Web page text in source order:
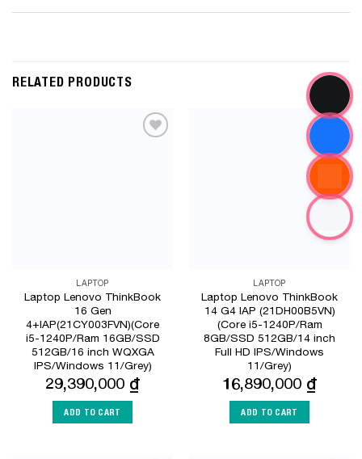
RELATED PRODUCTS
LAPTOP
Laptop Lenovo ThinkBook
16 Gen
4+IAP(21CY003FVN)(Core
i5-1240P/Ram 16GB/SSD
512GB/16 inch WQXGA
IPS/Windows 11/Grey)
29,390,000 ₫
ADD TO CART
Add to
Wishlist
LAPTOP
Laptop Lenovo ThinkBook
14 G4 IAP (21DH00B5VN)
(Core i5-1240P/Ram
8GB/SSD 512GB/14 inch
Full HD IPS/Windows
11/Grey)
16,890,000 ₫
ADD TO CART